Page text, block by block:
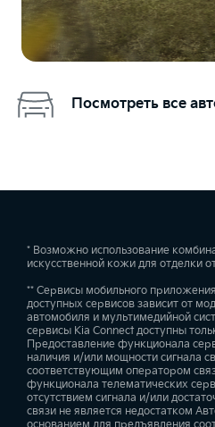
Посмотреть все
* Возможно использование
искусственной кожи для отделки
** Сервисы мобильного
доступных сервисов зависит от
автомобиля и мультимедийной
сервисы Kia Connect доступны
Предоставление функционала
наличия и/или мощности сигнала
соответствующим оператором
функционала телематических
отсутствием сигнала и/или
связи не является недостатком